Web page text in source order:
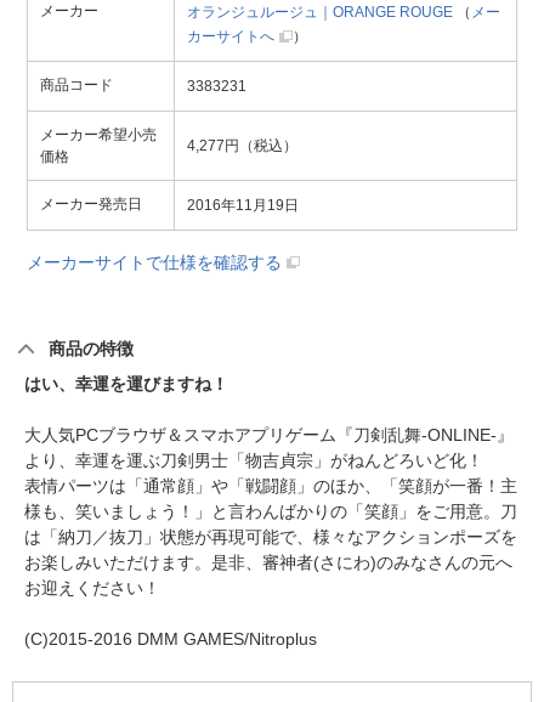
メーカー オランジュルージュ｜ORANGE ROUGE （ メー
カーサイトへ
）
商品コード 3383231
メーカー希望小売
価格
4,277円（税込）
メーカー発売日 2016年11月19日
メーカーサイトで仕様を確認する
商品の特徴
はい、幸運を運びますね！
大人気PCブラウザ＆スマホアプリゲーム『刀剣乱舞-ONLINE-』
より、幸運を運ぶ刀剣男士「物吉貞宗」がねんどろいど化！
表情パーツは「通常顔」や「戦闘顔」のほか、「笑顔が一番！主
様も、笑いましょう！」と言わんばかりの「笑顔」をご用意。刀
は「納刀／抜刀」状態が再現可能で、様々なアクションポーズを
お楽しみいただけます。是非、審神者(さにわ)のみなさんの元へ
お迎えください！
(C)2015-2016 DMM GAMES/Nitroplus